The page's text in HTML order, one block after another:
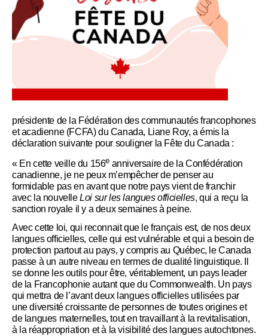
présidente de la Fédération des communautés francophones
et acadienne (FCFA) du Canada, Liane Roy, a émis la
déclaration suivante pour souligner la Fête du Canada :
« En cette veille du 156e anniversaire de la Confédération
canadienne, je ne peux m’empêcher de penser au
formidable pas en avant que notre pays vient de franchir
avec la nouvelleLoi sur les langues officielles, qui a reçu la
sanction royale il y a deux semaines à peine.
Avec cette loi, qui reconnait que le français est, de nos deux
langues officielles, celle qui est vulnérable et qui a besoin de
protection partout au pays, y compris au Québec, le Canada
passe à un autre niveau en termes de dualité linguistique. Il
se donne les outils pour être, véritablement, un pays leader
de la Francophonie autant que du Commonwealth. Un pays
qui mettra de l’avant deux langues officielles utilisées par
une diversité croissante de personnes de toutes origines et
de langues maternelles, tout en travaillant à la revitalisation,
à la réappropriation et à la visibilité des langues autochtones.